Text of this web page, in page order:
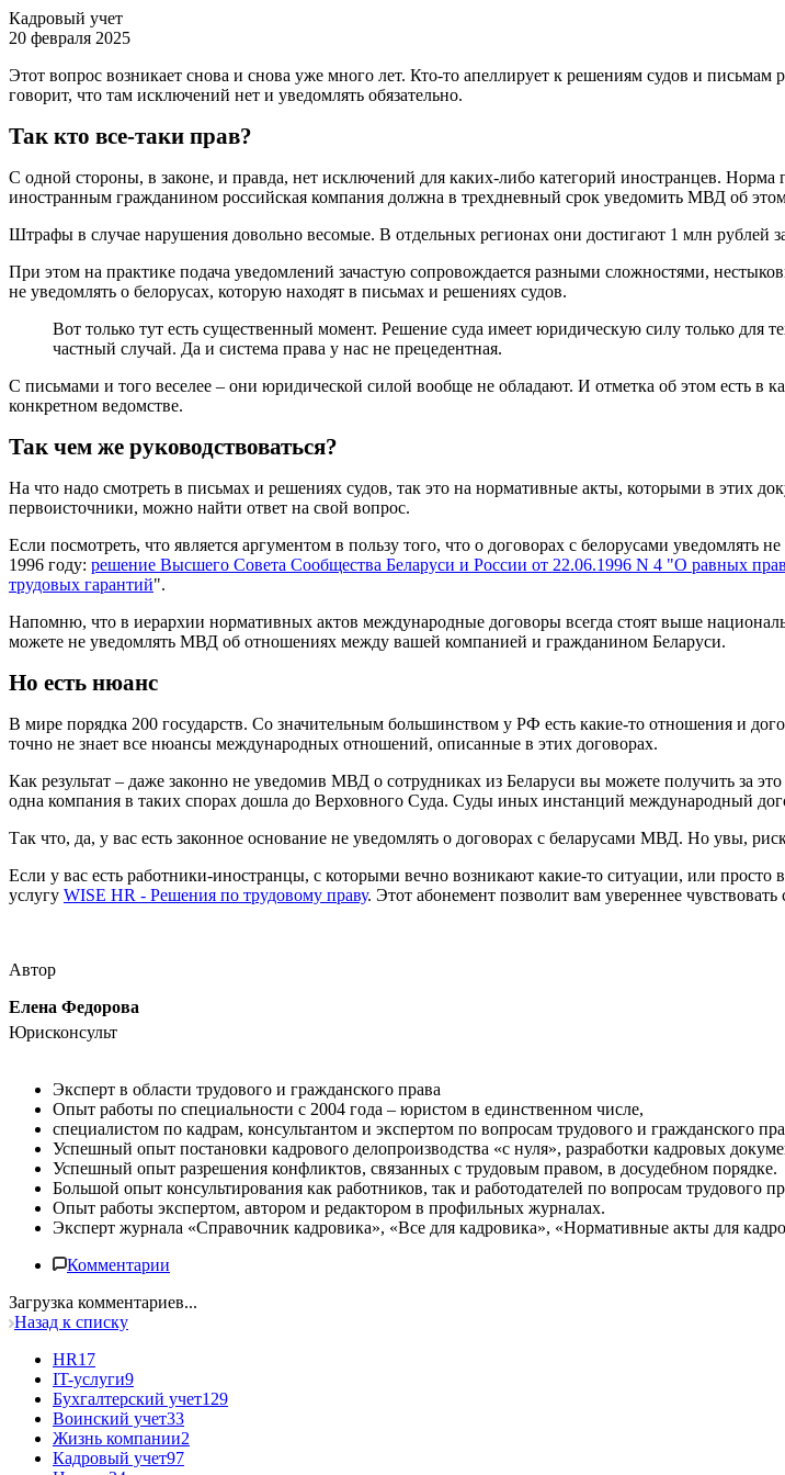
Кадровый учет
20 февраля 2025
Этот вопрос возникает снова и снова уже много лет. Кто-то апеллирует к решениям судов и
говорит, что там исключений нет и уведомлять обязательно.
Так кто все-таки прав?
С одной стороны, в законе, и правда, нет исключений для каких-либо категорий иностранцев. Норма
иностранным гражданином российская компания должна в трехдневный срок уведомить МВД об
Штрафы в случае нарушения довольно весомые. В отдельных регионах они достигают 1 млн рублей
При этом на практике подача уведомлений зачастую сопровождается разными сложностями,
не уведомлять о белорусах, которую находят в письмах и решениях судов.
Вот только тут есть существенный момент. Решение суда имеет юридическую силу только
частный случай. Да и система права у нас не прецедентная.
С письмами и того веселее – они юридической силой вообще не обладают. И отметка об этом есть в
конкретном ведомстве.
Так чем же руководствоваться?
На что надо смотреть в письмах и решениях судов, так это на нормативные акты, которыми в этих
первоисточники, можно найти ответ на свой вопрос.
Если посмотреть, что является аргументом в пользу того, что о договорах с белорусами
1996 году: решение Высшего Совета Сообщества Беларуси и России от 22.06.1996 N 4 "О равных
трудовых гарантий".
Напомню, что в иерархии нормативных актов международные договоры всегда стоят выше
можете не уведомлять МВД об отношениях между вашей компанией и гражданином Беларуси.
Но есть нюанс
В мире порядка 200 государств. Со значительным большинством у РФ есть какие-то отношения и
точно не знает все нюансы международных отношений, описанные в этих договорах.
Как результат – даже законно не уведомив МВД о сотрудниках из Беларуси вы можете получить за
одна компания в таких спорах дошла до Верховного Суда. Суды иных инстанций международный
Так что, да, у вас есть законное основание не уведомлять о договорах с беларусами МВД. Но увы,
Если у вас есть работники-иностранцы, с которыми вечно возникают какие-то ситуации, или
услугу WISE HR - Решения по трудовому праву. Этот абонемент позволит вам увереннее
Автор
Елена Федорова
Юрисконсульт
Эксперт в области трудового и гражданского права
Опыт работы по специальности с 2004 года – юристом в единственном числе,
специалистом по кадрам, консультантом и экспертом по вопросам трудового и гражданского
Успешный опыт постановки кадрового делопроизводства «с нуля», разработки кадровых
Успешный опыт разрешения конфликтов, связанных с трудовым правом, в досудебном порядке.
Большой опыт консультирования как работников, так и работодателей по вопросам
Опыт работы экспертом, автором и редактором в профильных журналах.
Эксперт журнала «Справочник кадровика», «Все для кадровика», «Нормативные акты для
Комментарии
Загрузка комментариев...
Назад к списку
HR17
IT-услуги9
Бухгалтерский учет129
Воинский учет33
Жизнь компании2
Кадровый учет97